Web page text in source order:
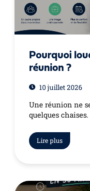
Pourquoi
réunion ?
10 juillet 2026
Une réunion ne
quelques
Lire plus